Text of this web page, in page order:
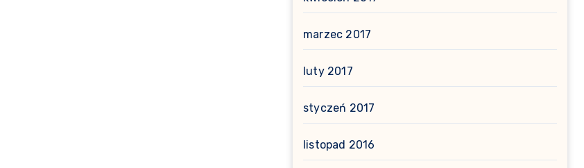
marzec 2017
luty 2017
styczeń 2017
listopad 2016